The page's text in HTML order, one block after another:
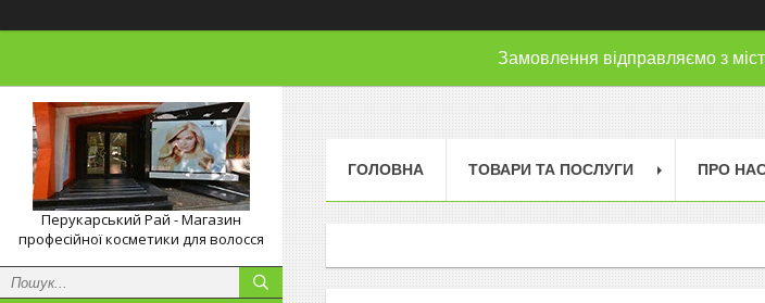
Замовлення відправляємо з
Перукарський Рай - Магазин
професійної косметики для волосся
ГОЛОВНА ТОВАРИ ТА ПОСЛУГИ ПРО